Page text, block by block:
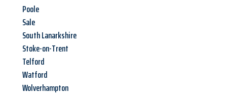
Poole
Sale
South Lanarkshire
Stoke-on-Trent
Telford
Watford
Wolverhampton